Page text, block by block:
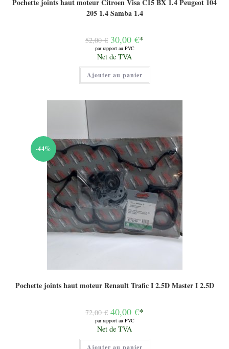
205 1.4 Samba 1.4
52,00€ Le
prix
initial
était :
52,00 €.
30,00 €*
par rapport au PVC
Le
prix
actuel
est :
30,00 €.
Net de TVA
Ajouter au panier
-44%
Pochette joints haut moteur Renault Trafic I 2.5D Master I 2.5D
72,00€ Le
prix
initial
était :
72,00 €.
40,00 €*
par rapport au PVC
Le
prix
actuel
Net de TVA
Ajouter au panier